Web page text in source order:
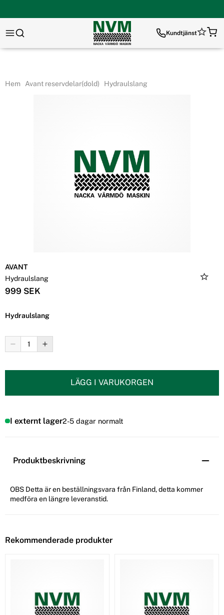
Kundtjänst
Hem Avant reservdelar(dold) Hydraulslang
AVANT
Hydraulslang
999 SEK
Hydraulslang
LÄGG I VARUKORGEN
I externt lager2-5 dagar normalt
Produktbeskrivning
OBS Detta är en beställningsvara från Finland, detta kommer
medföra en längre leveranstid.
Rekommenderade produkter